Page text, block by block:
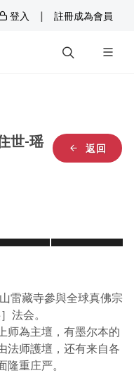
登入 | 註冊成為會員
返回
世-瑶
雷藏寺參與全球真佛宗
法会。
师為主壇，有墨尔本的
法师護壇，还有来自各
重庄严。